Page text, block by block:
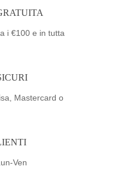
i €100 e in tutta
Mastercard o
Ven